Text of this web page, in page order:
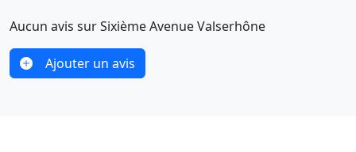
Aucun avis sur Sixième Avenue Valserhône
Ajouter un avis